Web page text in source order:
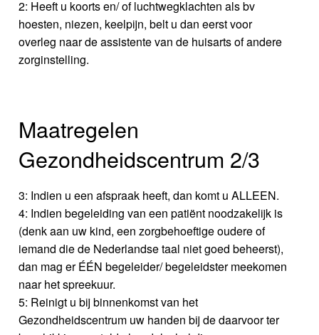
2: Heeft u koorts en/ of luchtwegklachten als bv
hoesten, niezen, keelpijn, belt u dan eerst voor
overleg naar de assistente van de huisarts of andere
zorginstelling.
Maatregelen
Gezondheidscentrum 2/3
3: Indien u een afspraak heeft, dan komt u ALLEEN.
4: Indien begeleiding van een patiënt noodzakelijk is
(denk aan uw kind, een zorgbehoeftige oudere of
iemand die de Nederlandse taal niet goed beheerst),
dan mag er ÉÉN begeleider/ begeleidster meekomen
naar het spreekuur.
5: Reinigt u bij binnenkomst van het
Gezondheidscentrum uw handen bij de daarvoor ter